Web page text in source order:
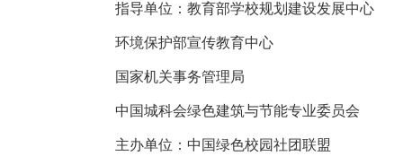
指导单位：教育部学校规划建设发展中心
环境保护部宣传教育中心
国家机关事务管理局
中国城科会绿色建筑与节能专业委员会
主办单位：中国绿色校园社团联盟